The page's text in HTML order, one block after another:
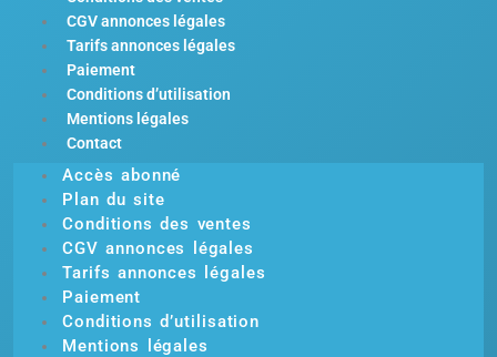
CGV annonces légales
Tarifs annonces légales
Paiement
Conditions d’utilisation
Mentions légales
Contact
Accès abonné
Plan du site
Conditions des ventes
CGV annonces légales
Tarifs annonces légales
Paiement
Conditions d’utilisation
Mentions légales